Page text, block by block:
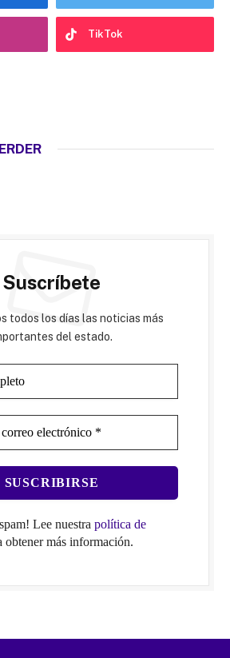
TikTok
Suscríbete
todos los días las noticias más
del estado.
Lee nuestra política de
obtener más información.